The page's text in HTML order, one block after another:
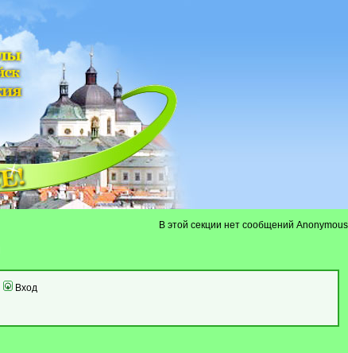
В этой секции нет сообщений Anonymous
Вход